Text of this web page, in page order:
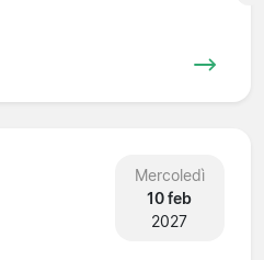
Mercoledì
10 feb
2027